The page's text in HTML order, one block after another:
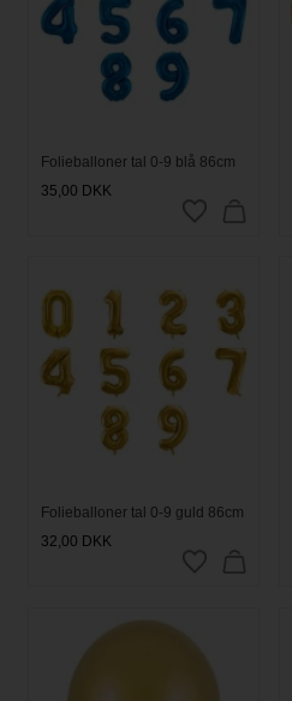
Folieballoner tal 0-9 blå 86cm
35,00 DKK
Folieballoner tal 0-9 guld 86cm
32,00 DKK